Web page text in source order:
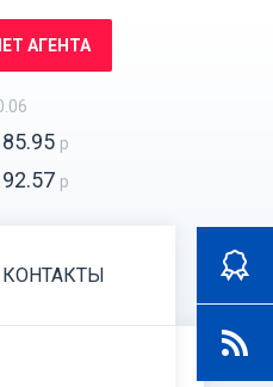
АГЕНТА
85.95 р
92.57 р
КОНТАКТЫ